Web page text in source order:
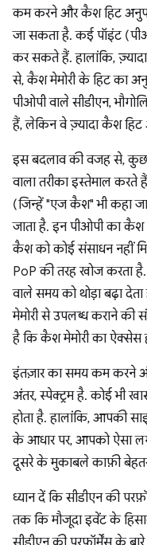
कम करने और कैश हिट
जा सकता है. कई पॉइंट
कर सकते हैं. हालांकि,
से, कैश मेमोरी के हिट का
पीओपी वाले सीडीएन,
हैं, लेकिन वे ज़्यादा कैश
इस बदलाव की वजह से, कुछ
वाला तरीका इस्तेमाल
(जिन्हें "एज कैश" भी कहा
जाता है. इन पीओपी का कैश
कैश को कोई संसाधन नहीं
PoP की तरह खोज करता
वाले समय को थोड़ा बढ़ा
मेमोरी से उपलब्ध कराने की
है कि कैश मेमोरी का ऐक्सेस
इंतज़ार का समय कम करने
अंतर, स्पेक्ट्रम है. कोई भी
होता है. हालांकि, आपकी
के आधार पर, आपको ऐसा
दूसरे के मुकाबले काफ़ी बेहतर
ध्यान दें कि सीडीएन की
तक कि मौजूदा इवेंट के